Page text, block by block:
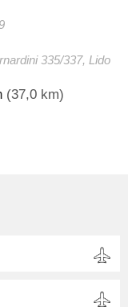
335/337, Lido
(37,0 km)